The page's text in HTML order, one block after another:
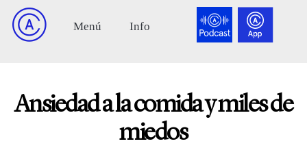
Ansiedad a la comida y miles de
miedos